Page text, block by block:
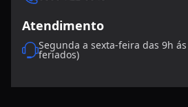
A atual condição das economias
investimentos
esperar?
Atendimento
Segunda a sexta-feira das 9h
feriados)